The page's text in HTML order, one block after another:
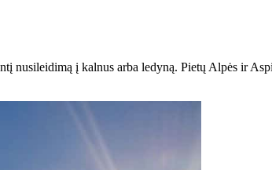
nusileidimą į kalnus arba ledyną. Pietų Alpės ir